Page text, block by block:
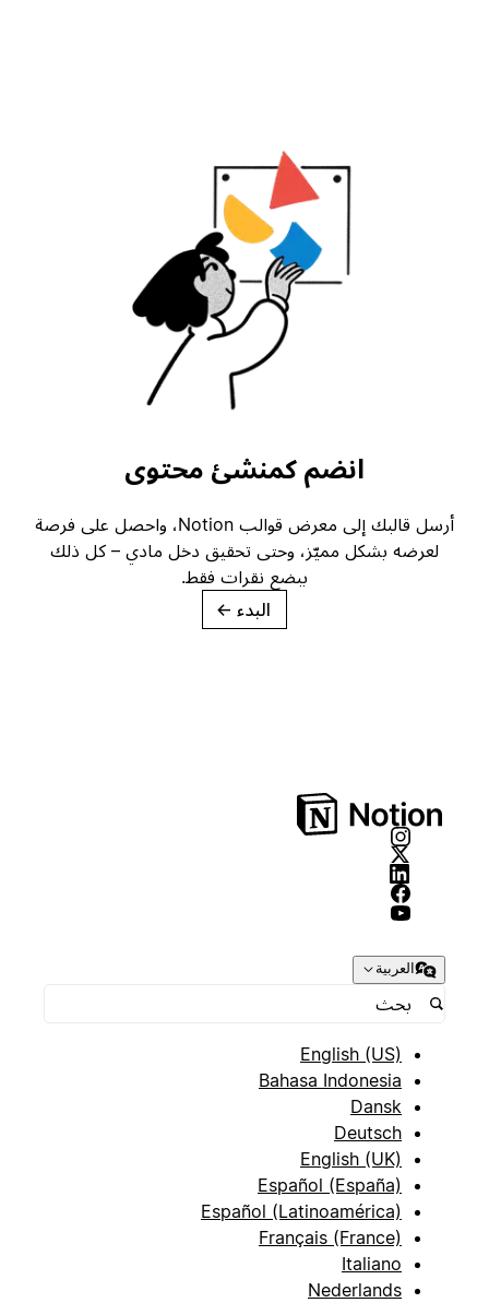
انضم كمنشئ محتوى
أرسل قالبك إلى معرض قوالب Notion، واحصل على فرصة
لعرضه بشكل مميّز، وحتى تحقيق دخل مادي – كل ذلك
ببضع نقرات فقط.
→
العربية
English (US)
Bahasa Indonesia
Dansk
Deutsch
English (UK)
Español (España)
Español (Latinoamérica)
Français (France)
Italiano
Nederlands